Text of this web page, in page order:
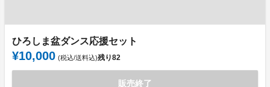
ひろしま盆ダンス応援セット
¥10,000 (税込/送料込)残り82
販売終了